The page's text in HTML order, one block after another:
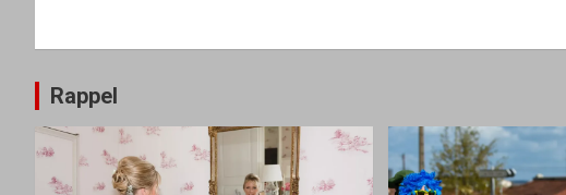
Rappel